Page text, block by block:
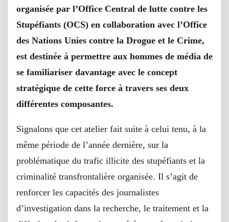
organisée par l’Office Central de lutte contre les
Stupéfiants (OCS) en collaboration avec l’Office
des Nations Unies contre la Drogue et le Crime,
est destinée à permettre aux hommes de média de
se familiariser davantage avec le concept
stratégique de cette force à travers ses deux
différentes composantes.
Signalons que cet atelier fait suite à celui tenu, à la
même période de l’année dernière, sur la
problématique du trafic illicite des stupéfiants et la
criminalité transfrontalière organisée. Il s’agit de
renforcer les capacités des journalistes
d’investigation dans la recherche, le traitement et la